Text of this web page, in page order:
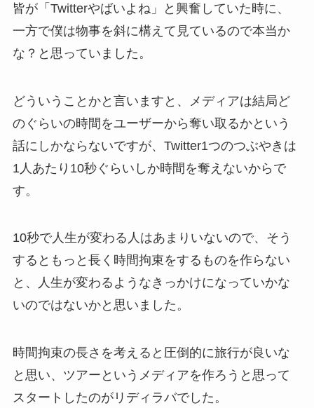
皆が「Twitterやばいよね」と興奮していた時に、
一方で僕は物事を斜に構えて見ているので本当か
な？と思っていました。
どういうことかと言いますと、メディアは結局ど
のぐらいの時間をユーザーから奪い取るかという
話にしかならないですが、Twitter1つのつぶやきは
1人あたり10秒ぐらいしか時間を奪えないからで
す。
10秒で人生が変わる人はあまりいないので、そう
するともっと長く時間拘束をするものを作らない
と、人生が変わるようなきっかけになっていかな
いのではないかと思いました。
時間拘束の長さを考えると圧倒的に旅行が良いな
と思い、ツアーというメディアを作ろうと思って
スタートしたのがリディラバでした。